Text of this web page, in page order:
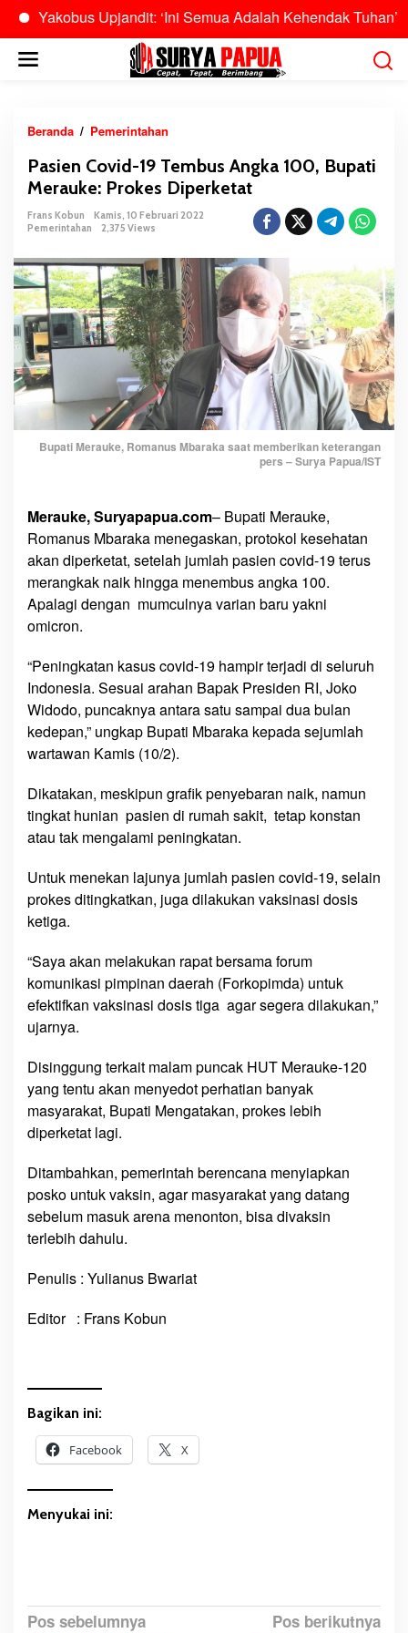
Upjandit: ‘Ini Semua Adalah Kehendak Tuhan’
Beranda / Pemerintahan
s
i
e
o
v
i
d
-
1
9
T
e
m
s
A
n
g
k
a
0
,
B
u
p
t
M
r
a
u
:
P
r
e
s
D
e
r
k
a
Pasien Covid-19 Tembus Angka 100, Bupati
Merauke: Prokes Diperketat
Frans Kobun
Kamis, 10 Februari 2022
Pemerintahan
2,375 Views
Bupati Merauke, Romanus Mbaraka saat memberikan keterangan
pers – Surya Papua/IST
Merauke, Suryapapua.com– Bupati Merauke,
Romanus Mbaraka menegaskan, protokol kesehatan
akan diperketat, setelah jumlah pasien covid-19 terus
merangkak naik hingga menembus angka 100.
Apalagi dengan mumculnya varian baru yakni
omicron.
“Peningkatan kasus covid-19 hampir terjadi di seluruh
Indonesia. Sesuai arahan Bapak Presiden RI, Joko
Widodo, puncaknya antara satu sampai dua bulan
kedepan,” ungkap Bupati Mbaraka kepada sejumlah
wartawan Kamis (10/2).
Dikatakan, meskipun grafik penyebaran naik, namun
tingkat hunian pasien di rumah sakit, tetap konstan
atau tak mengalami peningkatan.
Untuk menekan lajunya jumlah pasien covid-19, selain
prokes ditingkatkan, juga dilakukan vaksinasi dosis
ketiga.
“Saya akan melakukan rapat bersama forum
komunikasi pimpinan daerah (Forkopimda) untuk
efektifkan vaksinasi dosis tiga agar segera dilakukan,”
ujarnya.
Disinggung terkait malam puncak HUT Merauke-120
yang tentu akan menyedot perhatian banyak
masyarakat, Bupati Mengatakan, prokes lebih
diperketat lagi.
Ditambahkan, pemerintah berencana menyiapkan
posko untuk vaksin, agar masyarakat yang datang
sebelum masuk arena menonton, bisa divaksin
terlebih dahulu.
Penulis : Yulianus Bwariat
Editor : Frans Kobun
Bagikan ini:
Facebook X
Menyukai ini:
N
Pos sebelumnya
Pos berikutnya